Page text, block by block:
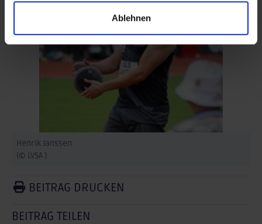
Ablehnen
Henrik Janssen
(© LVSA )
BEITRAG DRUCKEN
BEITRAG TEILEN